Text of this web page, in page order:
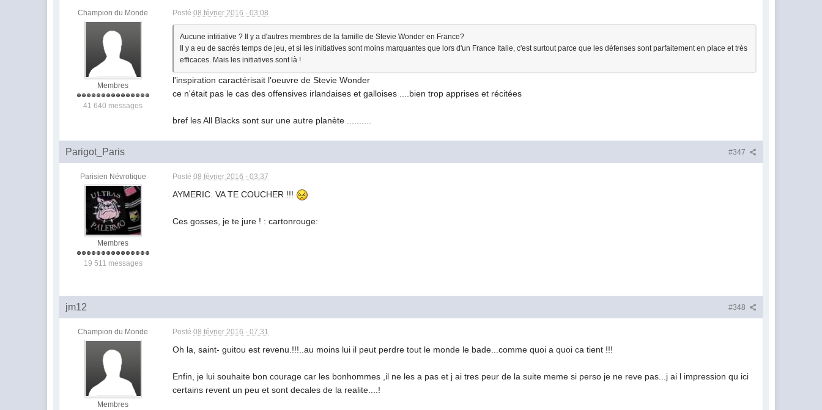
Champion du Monde
Membres
41 640 messages
Posté08 février 2016 - 03:08
Aucune intitiative ? Il y a d'autres membres de la famille de Stevie Wonder en France?
Il y a eu de sacrés temps de jeu, et si les initiatives sont moins marquantes que lors d'un France Italie, c'est surtout parce que les défenses sont parfaitement en place et très
efficaces. Mais les initiatives sont là !
l'inspiration caractérisait l'oeuvre de Stevie Wonder
ce n'était pas le cas des offensives irlandaises et galloises ....bien trop apprises et récitées
bref les All Blacks sont sur une autre planète ..........
#347
Parigot_Paris
Parisien Névrotique
Membres
19 511 messages
Posté08 février 2016 - 03:37
AYMERIC. VA TE COUCHER !!!
Ces gosses, je te jure ! : cartonrouge:
#348
jm12
Champion du Monde
Membres
Posté08 février 2016 - 07:31
Oh la, saint- guitou est revenu.!!!..au moins lui il peut perdre tout le monde le bade...comme quoi a quoi ca tient !!!
Enfin, je lui souhaite bon courage car les bonhommes ,il ne les a pas et j ai tres peur de la suite meme si perso je ne reve pas...j ai l impression qu ici
certains revent un peu et sont decales de la realite....!